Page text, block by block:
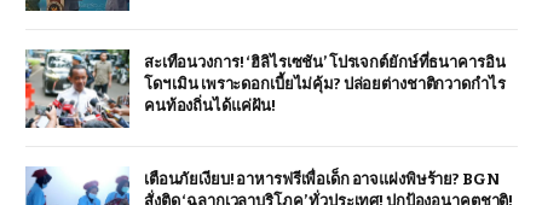
สะเทือนวงการ! ‘ฮิลิไรเซชัน’ โปรเจกต์ยักษ์ที่ธนาคารอิน
โดฯ เมิน เพราะดอกเบี้ยไม่คุ้ม? ปล่อยต่างชาติกวาดกำไร
คนท้องถิ่นได้แค่ฝัน!
เตือนภัยเงียบ! อาหารฟรีเพื่อเด็ก อาจแฝงพิษร้าย? BGN
สั่งติด ‘ฉลากเวลาบริโภค’ ทั่วประเทศ! ปกป้องอนาคตชาติ!